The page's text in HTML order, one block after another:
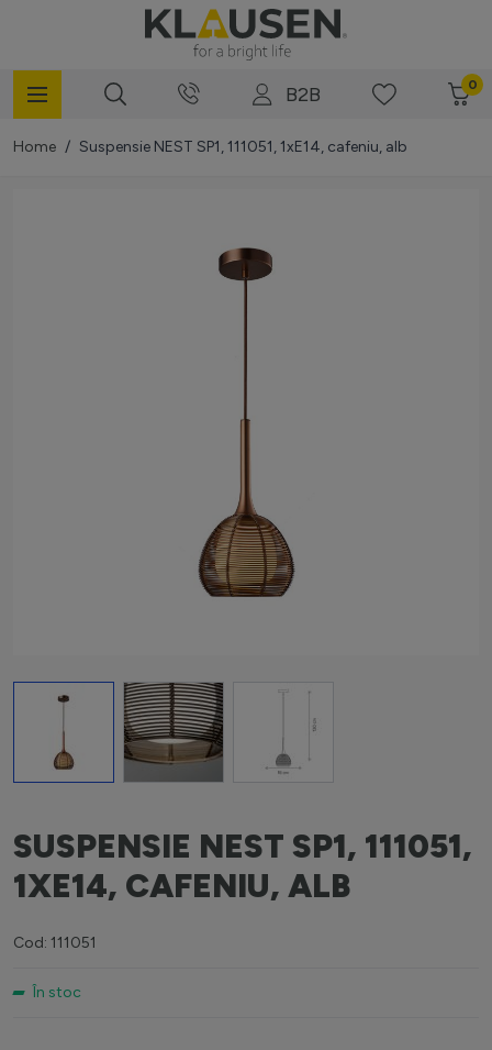
B2B 0
Home / Suspensie NEST SP1, 111051, 1xE14, cafeniu, alb
View larger imageView larger imageView larger image
SUSPENSIE NEST SP1, 111051,
1XE14, CAFENIU, ALB
Cod: 111051
În stoc